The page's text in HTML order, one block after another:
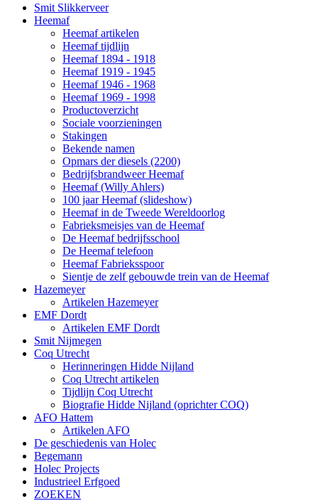
Smit Slikkerveer
Heemaf
Heemaf artikelen
Heemaf tijdlijn
Heemaf 1894 - 1918
Heemaf 1919 - 1945
Heemaf 1946 - 1968
Heemaf 1969 - 1998
Productoverzicht
Sociale voorzieningen
Stakingen
Bekende namen
Opmars der diesels (2200)
Bedrijfsbrandweer Heemaf
Heemaf (Willy Ahlers)
100 jaar Heemaf (slideshow)
Heemaf in de Tweede Wereldoorlog
Fabrieksmeisjes van de Heemaf
De Heemaf bedrijfsschool
De Heemaf telefoon
Heemaf Fabrieksspoor
Sientje de zelf gebouwde trein van de Heemaf
Hazemeyer
Artikelen Hazemeyer
EMF Dordt
Artikelen EMF Dordt
Smit Nijmegen
Coq Utrecht
Herinneringen Hidde Nijland
Coq Utrecht artikelen
Tijdlijn Coq Utrecht
Biografie Hidde Nijland (oprichter COQ)
AFO Hattem
Artikelen AFO
De geschiedenis van Holec
Begemann
Holec Projects
Industrieel Erfgoed
ZOEKEN